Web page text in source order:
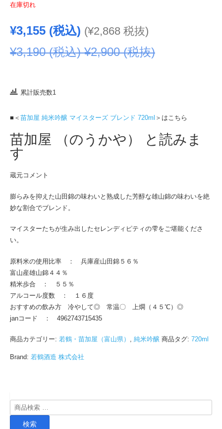
在庫切れ
¥3,155 (税込) (¥2,868 税抜)
¥3,190(税込)¥2,900(税抜)
累計販売数1
■＜ 苗加屋 純米吟醸 マイスターズ ブレンド 720ml ＞はこちら
苗加屋 （のうかや） と読みま
す
蔵元コメント
膨らみを抑えた山田錦の味わいと熟成した芳醇な雄山錦の味わいを絶
妙な割合でブレンド。
マイスターたちが生み出したセレンディピティの雫をご堪能くださ
い。
原料米の使用比率 ： 兵庫産山田錦５６％
富山産雄山錦４４％
精米歩合 ： ５５％
アルコール度数 ： １６度
おすすめの飲み方 冷やして◎ 常温〇 上燗（４５℃）◎
janコード ： 4962743715435
商品カテゴリー: 若鶴・苗加屋（富山県） , 純米吟醸 商品タグ: 720ml
Brand: 若鶴酒造 株式会社
検
索
検索